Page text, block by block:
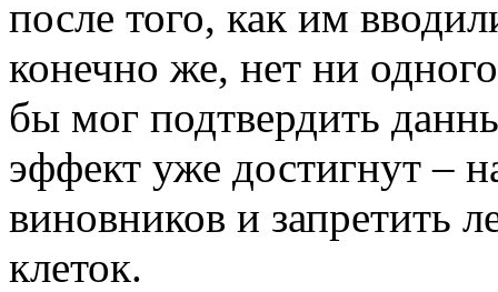
после того, как им
конечно же, нет ни
бы мог подтвердить
эффект уже достигнут –
виновников и запретить
клеток.